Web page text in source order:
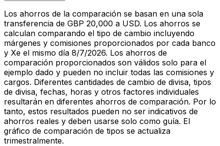
Los ahorros de la comparación se basan en una sola
transferencia de GBP 20,000 a USD. Los ahorros se
calculan comparando el tipo de cambio incluyendo
márgenes y comisiones proporcionados por cada banco
y Xe el mismo día 8/7/2026. Los ahorros de
comparación proporcionados son válidos solo para el
ejemplo dado y pueden no incluir todas las comisiones y
cargos. Diferentes cantidades de cambio de divisa, tipos
de divisa, fechas, horas y otros factores individuales
resultarán en diferentes ahorros de comparación. Por lo
tanto, estos resultados pueden no ser indicativos de
ahorros reales y deben usarse solo como guía. El
gráfico de comparación de tipos se actualiza
trimestralmente.